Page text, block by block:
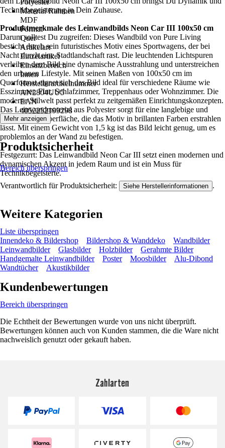
Polyester
Material Rahmen
MDF
Format
Quer
Artikelart
Einzelartikel
Einsatzbereich
Innen
Herstellerartikelnummer
AN2804UU5
EAN
4052252199298
Technikbegeisterung in Dein Zuhause.
Produktmerkmale des Leinwandbilds Neon Car III 100x50 cm
Darum solltest Du zugreifen: Dieses Wandbild von Pure Living
besticht durch sein futuristisches Motiv eines Sportwagens, der bei
Nacht durch eine Stadtlandschaft rast. Die leuchtenden Lichtspuren
verleihen dem Bild eine dynamische Ausstrahlung und unterstreichen
den urbanen Lifestyle. Mit seinen Maßen von 100x50 cm im
Querformat eignet sich das Bild ideal für verschiedene Räume wie
Esszimmer, Flur, Schlafzimmer, Treppenhaus oder Wohnzimmer. Die
moderne Stilwelt passt perfekt zu zeitgemäßen Einrichtungskonzepten.
Das Leinwandmaterial aus Polyester sorgt für eine langlebige und
pflegeleichte Oberfläche, die das Motiv in brillanten Farben erstrahlen
lässt. Mit einem Gewicht von 1,5 kg ist das Bild leicht genug, um es
problemlos an der Wand zu befestigen.
Festgezurrt: Das Leinwandbild Neon Car III setzt einen modernen und
dynamischen Akzent in jedem Raum und ist ein Muss für
Technikbegeisterte.
Mehr anzeigen
Produktsicherheit
Bereich überspringen
Verantwortlich für Produktsicherheit: Siehe Herstellerinformationen .
Weitere Kategorien
Liste überspringen
Innendeko & Bildershop
Bildershop & Wanddeko
Wandbilder
Leinwandbilder
Glasbilder Holzbilder
Gerahmte Bilder
Handgemalte Leinwandbilder
Poster Moosbilder
Alu-Dibond
Wandtücher
Akustikbilder
Kundenbewertungen
Bereich überspringen
Die Echtheit der Bewertungen wurde von uns nicht überprüft.
Bewertungen können auch von Kunden stammen, die die Ware nicht
nachweislich genutzt oder gekauft haben.
Zahlarten